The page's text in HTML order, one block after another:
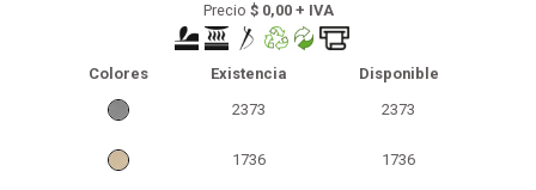
Precio $ 0,00 + IVA
Colores Existencia
Disponible
2373
2373
1736 1736